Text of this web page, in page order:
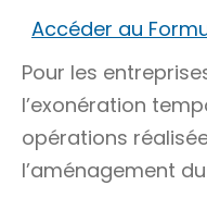
Accéder au
Pour les
l’exonération
opérations
l’aménagement